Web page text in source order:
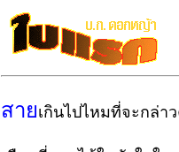
สายเกินไปไหมที่จะกล่า